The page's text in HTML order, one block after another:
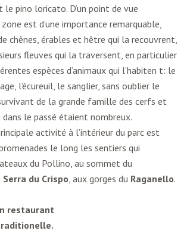
pino loricato. D’un point de vue
est d’une importance remarquable,
chênes, érables et hêtre qui la recouvrent,
fleuves qui la traversent, en particulier
espèces d’animaux qui l’habiten t: le
l’écureuil, le sanglier, sans oublier le
de la grande famille des cerfs et
dans le passé étaient nombreux.
activité à l’intérieur du parc est
le long les sentiers qui
du Pollino, au sommet du
Serra du Crispo, aux gorges du Raganello.
restaurant